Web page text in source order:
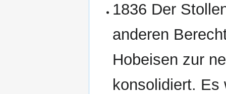
1836 Der
anderen
Hobeisen zur
konsolidiert. Es